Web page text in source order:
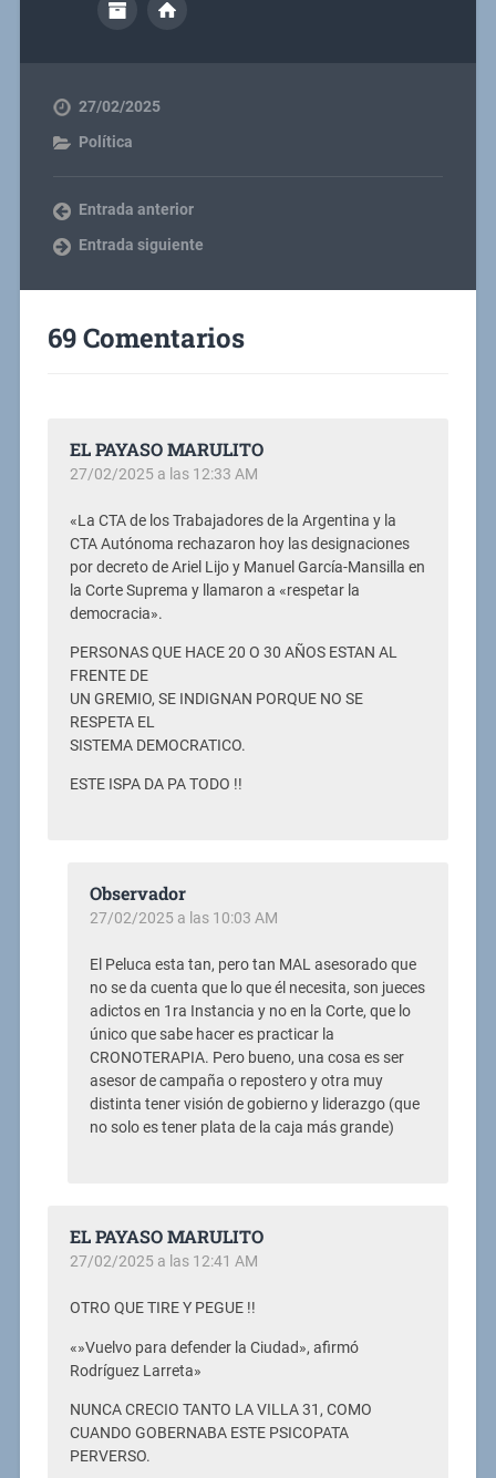
27/02/2025
Política
Entrada anterior
Entrada siguiente
69 Comentarios
EL PAYASO MARULITO
27/02/2025 a las 12:33 AM
«La CTA de los Trabajadores de la Argentina y la
CTA Autónoma rechazaron hoy las designaciones
por decreto de Ariel Lijo y Manuel García-Mansilla en
la Corte Suprema y llamaron a «respetar la
democracia».
PERSONAS QUE HACE 20 O 30 AÑOS ESTAN AL
FRENTE DE
UN GREMIO, SE INDIGNAN PORQUE NO SE
RESPETA EL
SISTEMA DEMOCRATICO.
ESTE ISPA DA PA TODO !!
Observador
27/02/2025 a las 10:03 AM
El Peluca esta tan, pero tan MAL asesorado que
no se da cuenta que lo que él necesita, son jueces
adictos en 1ra Instancia y no en la Corte, que lo
único que sabe hacer es practicar la
CRONOTERAPIA. Pero bueno, una cosa es ser
asesor de campaña o repostero y otra muy
distinta tener visión de gobierno y liderazgo (que
no solo es tener plata de la caja más grande)
EL PAYASO MARULITO
27/02/2025 a las 12:41 AM
OTRO QUE TIRE Y PEGUE !!
«»Vuelvo para defender la Ciudad», afirmó
Rodríguez Larreta»
NUNCA CRECIO TANTO LA VILLA 31, COMO
CUANDO GOBERNABA ESTE PSICOPATA
PERVERSO.